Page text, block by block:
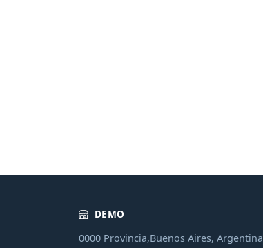
DEMO
0000 Provincia,Buenos Aires, Argentina